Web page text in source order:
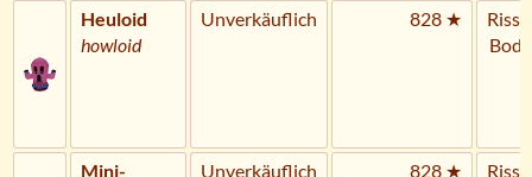
Heuloid
howloid
Unverkäuflich 828 ★
Riss
Mini-
Unverkäuflich 828 ★
Riss